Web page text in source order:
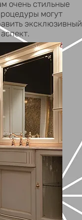
очень стильные
могут
эксклюзивный